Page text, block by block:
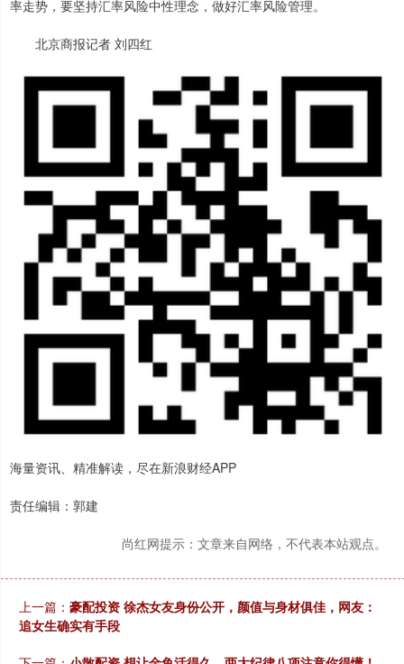
率走势，要坚持汇率风险中性理念，做好汇率风险管理。
北京商报记者 刘四红
海量资讯、精准解读，尽在新浪财经APP
责任编辑：郭建
尚红网提示：文章来自网络，不代表本站观点。
上一篇： 豪配投资 徐杰女友身份公开，颜值与身材俱佳，网友：
追女生确实有手段